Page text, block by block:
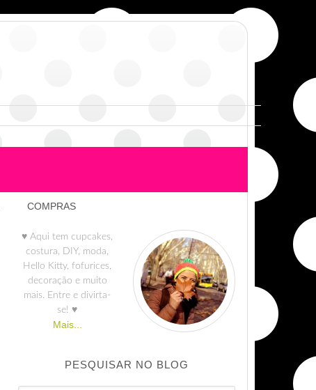
COMPRAS
♥ Aqui tem cupcakes,
costura, DIY, moda,
Hello Kitty, fofurices,
decoração e muito
mais. Entre e divirta-
se! ♥
Mais...
PESQUISAR NO BLOG